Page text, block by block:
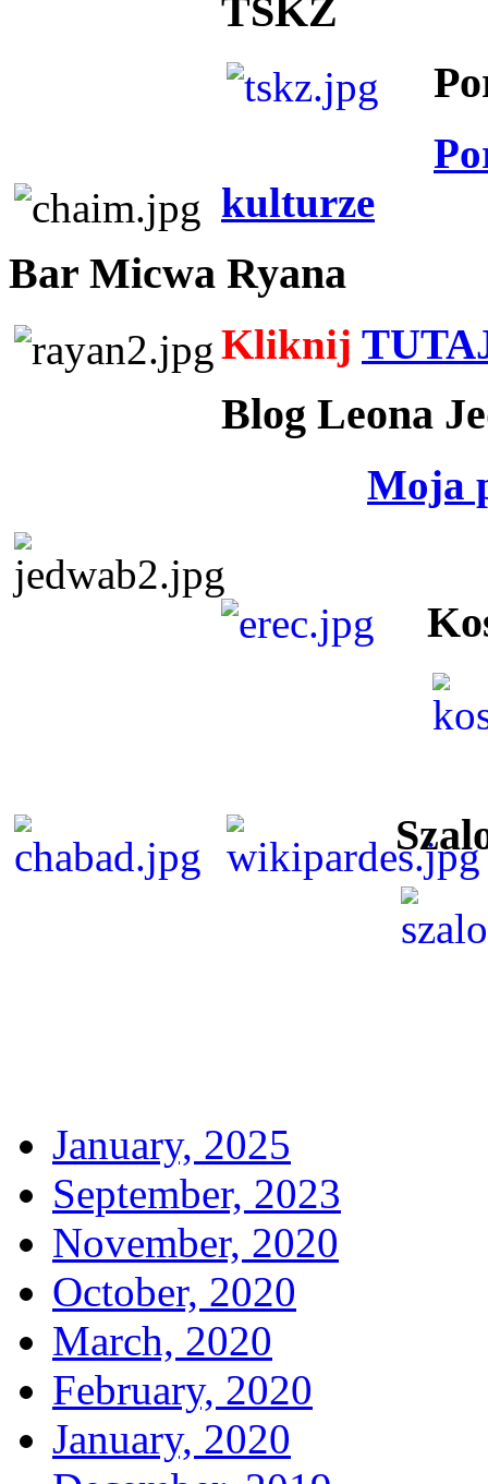
TSKZ
kulturze
Bar Micwa Ryana
Kliknij
Blog Leona
Moja
January, 2025
September, 2023
November, 2020
October, 2020
March, 2020
February, 2020
January, 2020